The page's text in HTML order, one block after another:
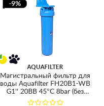
-9%
AQUAFILTER
Магистральный фильтр для
воды Aquafilter FH20B1-WB
G1'' 20BB 45°C 8bar (без
картриджа)